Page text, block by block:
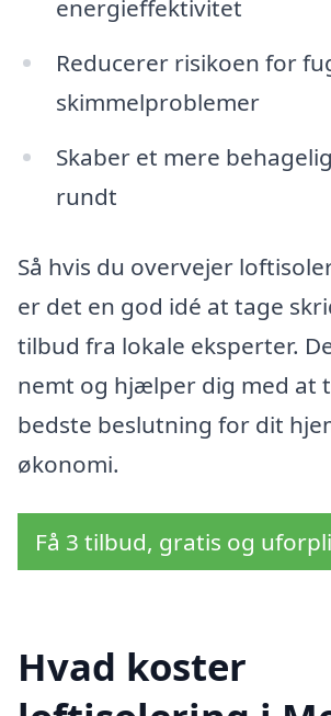
energieffektivitet
Reducerer risikoen for
skimmelproblemer
Skaber et mere
rundt
Så hvis du overvejer
er det en god idé at tage
tilbud fra lokale eksperter.
nemt og hjælper dig med at
bedste beslutning for dit
økonomi.
Få 3 tilbud, gratis og
Hvad koster